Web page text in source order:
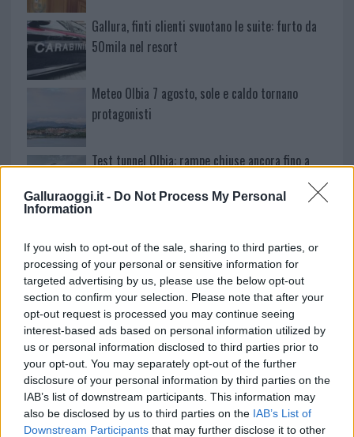
Galluraoggi.it - Do Not Process My Personal
Information
If you wish to opt-out of the sale, sharing to third parties, or
processing of your personal or sensitive information for
targeted advertising by us, please use the below opt-out
section to confirm your selection. Please note that after your
opt-out request is processed you may continue seeing
interest-based ads based on personal information utilized by
us or personal information disclosed to third parties prior to
your opt-out. You may separately opt-out of the further
disclosure of your personal information by third parties on the
IAB’s list of downstream participants. This information may
also be disclosed by us to third parties on the IAB’s List of
Downstream Participants that may further disclose it to other
Gallura, finti clienti svuotano le suite: furto da
50mila nel resort
Meteo Olbia 7 agosto, sole e caldo tornano
protagonisti
Test tunnel Olbia: rampe chiuse ancora fino a
amate dell’estate 2026